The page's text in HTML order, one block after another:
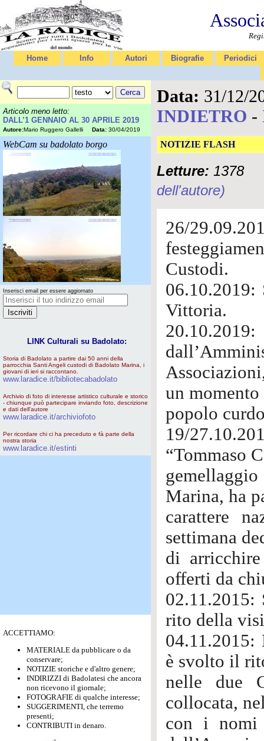
Home Info Autori Biografie Periodici
Articolo meno letto:
DALL’1 GENNAIO AL 30 APRILE 2019
Autore:Mario Ruggero Gallelli Data: 30/04/2019
WebCam su badolato borgo
Inserisci email per essere aggiornato
LINK Culturali su Badolato:
Storia di Badolato a partire dai 50 anni della
parrocchia Santi Angeli custodi di Badolato Marina, i
giovani di ieri si raccontano.
www.laradice.it/bibliotecabadolato
Archivio di foto di interesse artistico culturale e storico
- chiunque può partecipare inviando foto, descrizione
e dati dell'autore
www.laradice.it/archiviofoto
Per ricordare chi ci ha preceduto e fà parte della
nostra storia
www.laradice.it/estinti
ACCETTIAMO:
MATERIALE da pubblicare o da
conservare;
NOTIZIE storiche e d'altro genere;
INDIRIZZI di Badolatesi che ancora
non ricevono il giornale;
FOTOGRAFIE di qualche interesse;
SUGGERIMENTI, che terremo
presenti;
CONTRIBUTI in denaro.
Data: 31/12/
INDIETRO -
NOTIZIE FLASH
Letture: 1378
dell'autore)
26/
Custodi.
Vittoria.
un
popolo
19/
“Tommaso
Marina, ha
carattere
settimana
di
offerti da
rito della
è svolto il
nelle due
collocata,
con i nomi